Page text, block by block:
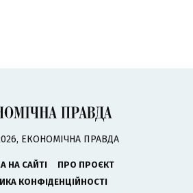
ЕКОНОМІЧНА ПРАВДА
НА САЙТІ
ПРО ПРОЄКТ
КОНФІДЕНЦІЙНОСТІ